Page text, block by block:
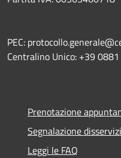
PEC:
Centralino Unico: +39
Prenotazione
Segnalazione
Leggi le FAQ